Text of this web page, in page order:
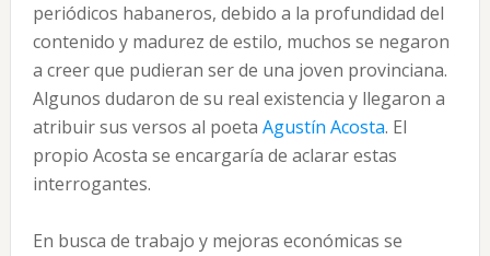
periódicos habaneros, debido a la profundidad del
contenido y madurez de estilo, muchos se negaron
a creer que pudieran ser de una joven provinciana.
Algunos dudaron de su real existencia y llegaron a
atribuir sus versos al poeta Agustín Acosta. El
propio Acosta se encargaría de aclarar estas
interrogantes.
En busca de trabajo y mejoras económicas se